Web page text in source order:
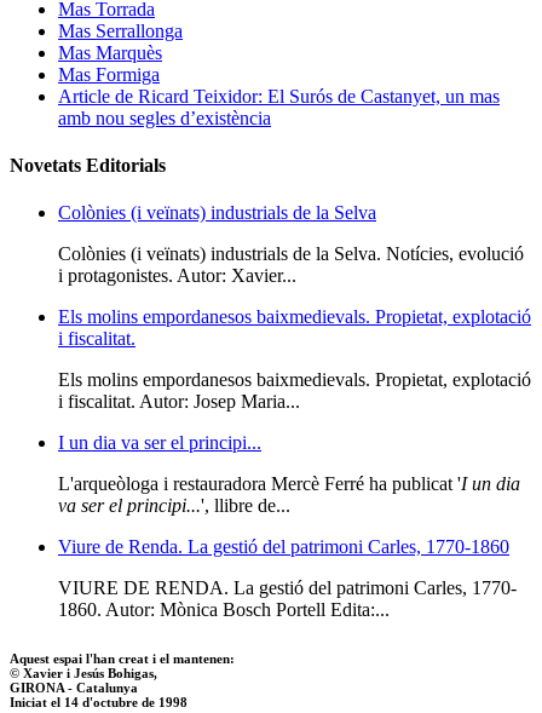
Mas Torrada
Mas Serrallonga
Mas Marquès
Mas Formiga
Article de Ricard Teixidor: El Surós de Castanyet, un mas
amb nou segles d’existència
Novetats Editorials
Colònies (i veïnats) industrials de la Selva
Colònies (i veïnats) industrials de la Selva. Notícies, evolució
i protagonistes. Autor: Xavier...
Els molins empordanesos baixmedievals. Propietat, explotació
i fiscalitat.
Els molins empordanesos baixmedievals. Propietat, explotació
i fiscalitat. Autor: Josep Maria...
I un dia va ser el principi...
L'arqueòloga i restauradora Mercè Ferré ha publicat 'I un dia
va ser el principi...', llibre de...
Viure de Renda. La gestió del patrimoni Carles, 1770-1860
VIURE DE RENDA. La gestió del patrimoni Carles, 1770-
1860. Autor: Mònica Bosch Portell Edita:...
Aquest espai l'han creat i el mantenen:
© Xavier i Jesús Bohigas,
GIRONA - Catalunya
Iniciat el 14 d'octubre de 1998